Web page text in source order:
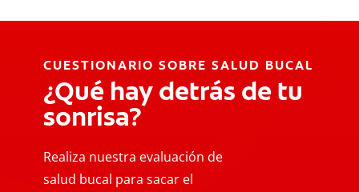
CUESTIONARIO SOBRE SALUD BUCAL
¿Qué hay detrás de tu
sonrisa?
Realiza nuestra evaluación de
salud bucal para sacar el